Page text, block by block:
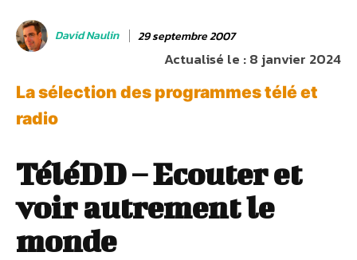
David Naulin 29 septembre 2007
Actualisé le :8 janvier 2024
La sélection des programmes télé et
radio
TéléDD – Ecouter et
voir autrement le
monde